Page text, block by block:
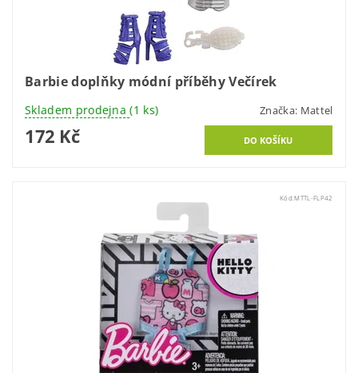
Barbie doplňky módní příběhy Večírek
Skladem prodejna(1 ks) Značka: Mattel
172 Kč
Kód:MTTL-FLP42